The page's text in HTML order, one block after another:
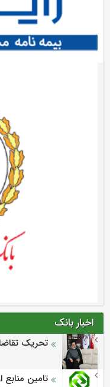
اخبار بانک
تحریک تقاضا
تامین